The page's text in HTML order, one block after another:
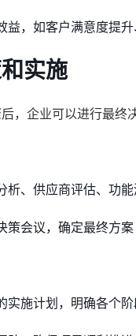
益，如客户满意度提
实施
，企业可以进行最终
析、供应商评估、功
策会议，确定最终方案
实施计划，明确各个